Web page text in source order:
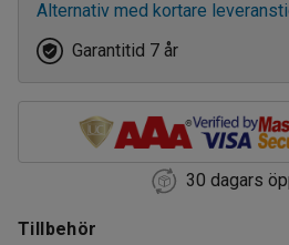
Alternativ med kortare
Garantitid 7 år
30 dagars
Tillbehör